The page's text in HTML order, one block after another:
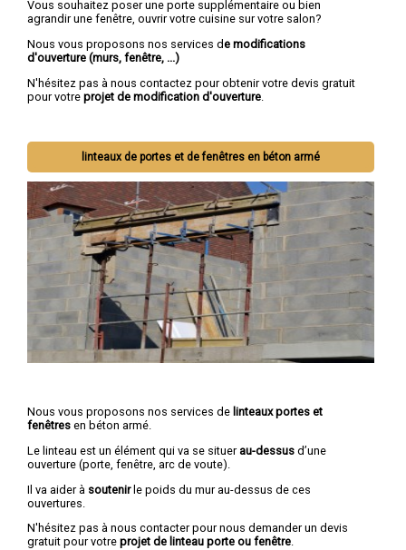
Vous souhaitez poser une porte supplémentaire ou bien
agrandir une fenêtre, ouvrir votre cuisine sur votre salon?
Nous vous proposons nos services de modifications
d'ouverture (murs, fenêtre, ...)
N'hésitez pas à nous contactez pour obtenir votre devis gratuit
pour votre projet de modification d'ouverture
linteaux de portes et de fenêtres en béton armé
Nous vous proposons nos services de linteaux portes et
fenêtres en béton armé.
Le linteau est un élément qui va se situer au-dessus d’une
ouverture (porte, fenêtre, arc de voute).
Il va aider à soutenirle poids du mur au-dessus de ces
ouvertures.
N'hésitez pas à nous contacter pour nous demander un devis
gratuit pour votre projet de linteau porte ou fenêtre.